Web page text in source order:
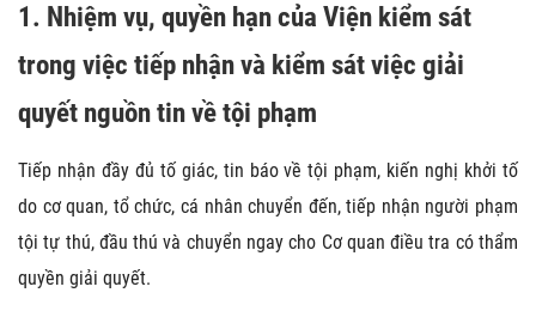
1. Nhiệm vụ, quyền hạn của Viện kiểm sát
trong việc tiếp nhận và kiểm sát việc giải
quyết nguồn tin về tội phạm
Tiếp nhận đầy đủ tố giác, tin báo về tội phạm, kiến nghị khởi tố
do cơ quan, tổ chức, cá nhân chuyển đến, tiếp nhận người phạm
tội tự thú, đầu thú và chuyển ngay cho Cơ quan điều tra có thẩm
quyền giải quyết.